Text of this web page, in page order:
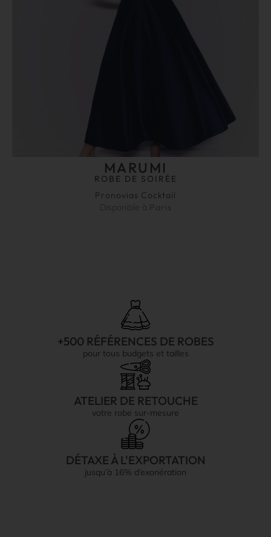
MARUMI
ROBE DE SOIRÉE
Pronovias Cocktail
Disponible à Paris
+500 RÉFÉRENCES DE ROBES
pour tous budgets et tailles
ATELIER DE RETOUCHE
votre robe sur-mesure
DÉTAXE À L'EXPORTATION
jusqu’à 16% d’exonération